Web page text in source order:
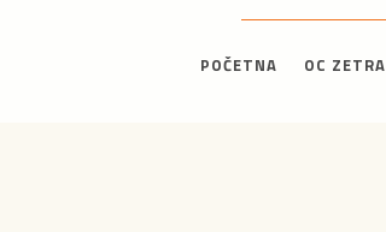
POČETNA OC ZETRA